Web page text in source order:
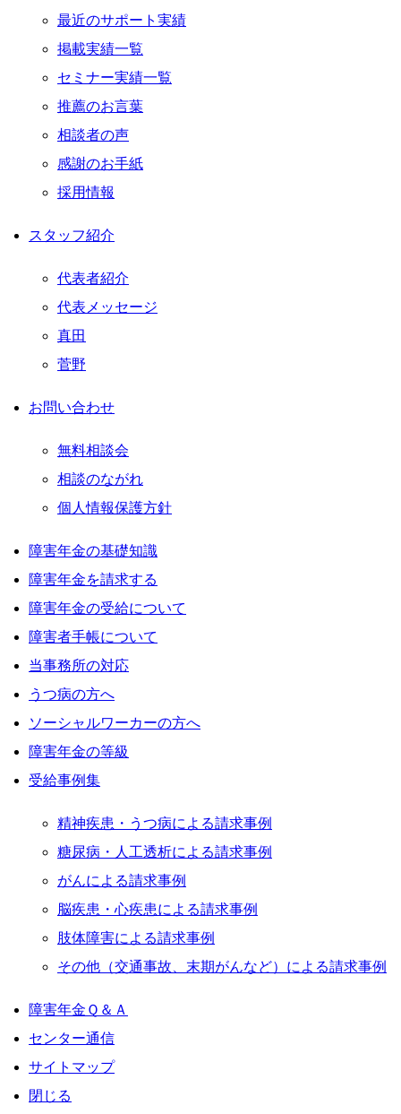
最近のサポート実績
掲載実績一覧
セミナー実績一覧
推薦のお言葉
相談者の声
感謝のお手紙
採用情報
スタッフ紹介
代表者紹介
代表メッセージ
真田
菅野
お問い合わせ
無料相談会
相談のながれ
個人情報保護方針
障害年金の基礎知識
障害年金を請求する
障害年金の受給について
障害者手帳について
当事務所の対応
うつ病の方へ
ソーシャルワーカーの方へ
障害年金の等級
受給事例集
精神疾患・うつ病による請求事例
糖尿病・人工透析による請求事例
がんによる請求事例
脳疾患・心疾患による請求事例
肢体障害による請求事例
その他（交通事故、末期がんなど）による請求事例
障害年金Ｑ＆Ａ
センター通信
サイトマップ
閉じる